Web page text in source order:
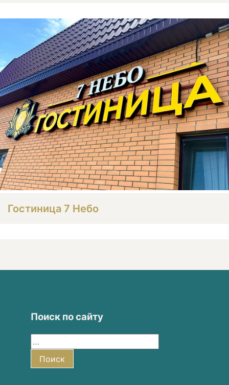
Гостиница 7 Небо
Поиск по сайту
Поиск